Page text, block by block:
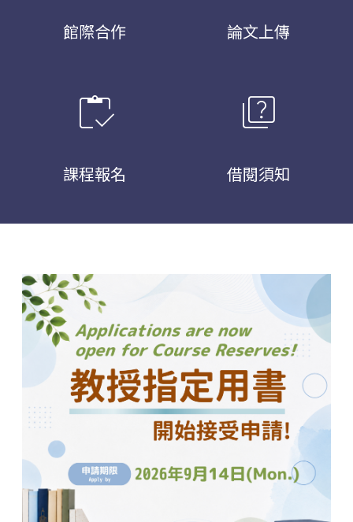
館際合作 論文上傳
inventory
課程報名
quiz
借閱須知